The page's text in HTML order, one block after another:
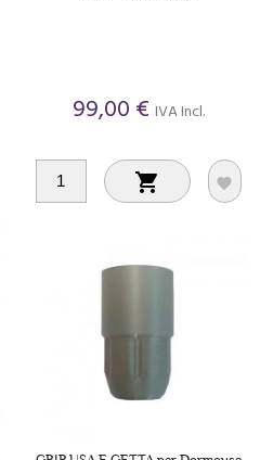
99,00 € IVA Incl.
 